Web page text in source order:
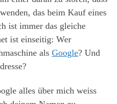
das beim Kauf eines
ist immer das gleiche
ist einseitig: Wer
als Google? Und
alles über mich weiss